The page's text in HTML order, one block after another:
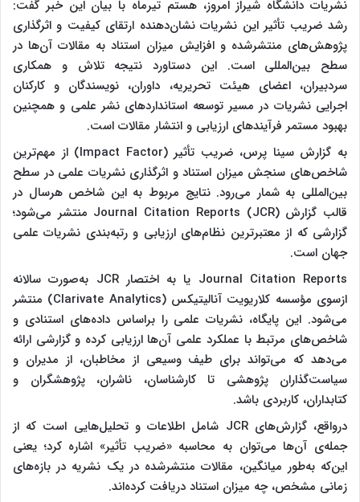
نشریات دانشگاه شیراز امروز، هستم تیرماه با بیان این خبر گفت:
رشد ضریب تأثیر این نشریات نشان‌دهنده ارتقای کیفیت و اثرگذاری
پژوهش‌های منتشرشده و افزایش میزان استناد به مقالات آن‌ها در
سطح بین‌المللی است. این دستاورد نتیجه تلاش و همکاری
سردبیران، اعضای هیئت تحریریه، داوران، نویسندگان و کارکنان
اجرایی نشریات در مسیر توسعه استانداردهای نشر علمی و همچنین
بهبود مستمر فرآیندهای ارزیابی و انتشار مقالات است.
به گزارش سینا پرس، ضریب تأثیر (Impact Factor) از مهم‌ترین
شاخص‌های سنجش میزان استناد و اثرگذاری نشریات علمی در سطح
بین‌المللی به شمار می‌رود. نتایج مربوط به این شاخص هرسال در
قالب گزارش Journal Citation Reports (JCR) منتشر می‌شود؛
گزارشی که از معتبرترین نظام‌های ارزیابی و رتبه‌بندی نشریات علمی
جهان است.
Journal Citation Reports یا به اختصار JCR به‌صورت سالانه
ازسوی مؤسسه کلاریویت آنالیتیکس (Clarivate Analytics) منتشر
می‌شود. این پایگاه، نشریات علمی را براساس داده‌های استنادی و
شاخص‌های مرتبط با عملکرد علمی آن‌ها ارزیابی کرده و گزارشی ارائه
می‌دهد که می‌تواند برای طیف وسیعی از مخاطبان، از مدیران و
سیاست‌گذاران پژوهشی تا کارشناسان، ناشران، پژوهشگران و
کتابداران، کاربردی باشد.
درواقع، گزارش‌های JCR شامل اطلاعات و تحلیل‌هایی است که از
جمله‌ی آن‌ها می‌توان به محاسبه «ضریب تأثیر» اشاره کرد؛ یعنی
این‌که به‌طور میانگین، مقالات منتشرشده در یک نشریه در بازه‌های
زمانی مشخص، چه میزان استناد دریافت کرده‌اند.